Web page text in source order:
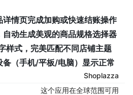
情页完成加购或快速结账操作
动生成美观的商品规格选择器
样式，完美匹配不同店铺主题
备（手机/平板/电脑）显示正常
Shoplazza
这个应用在全球范围可用